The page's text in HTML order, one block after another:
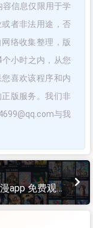
信息仅限用于学
者非法用途，否
络收集整理，版
小时之内，从您
喜欢该程序和内
版服务。我们非
与我
app 免费观
质